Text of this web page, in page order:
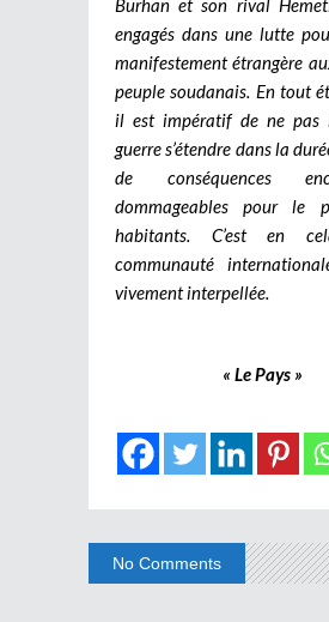
engagés dans une lutte
manifestement étrangère
peuple soudanais. En tout
il est impératif de ne pas
guerre s’étendre dans la
de conséquences
dommageables pour le
habitants. C’est en
communauté
vivement interpellée.
« Le Pays »
No Comments